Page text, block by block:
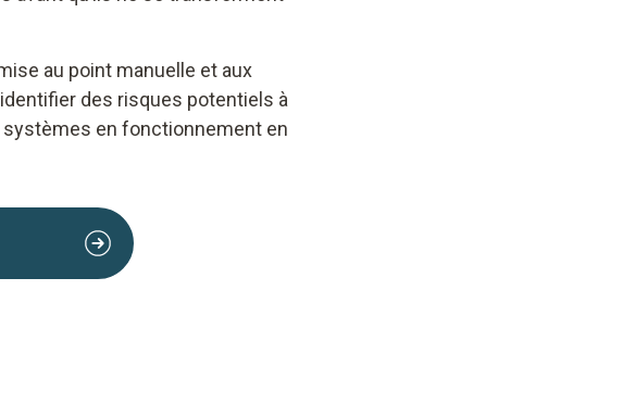
au point manuelle et aux
des risques potentiels à
systèmes en fonctionnement en